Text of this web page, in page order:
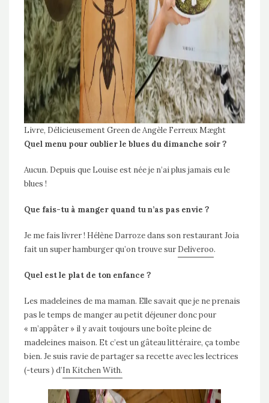
Livre, Délicieusement Greende Angèle Ferreux Mæght
Quel menu pour oublier le blues du dimanche soir ?
Aucun. Depuis que Louise est née je n’ai plus jamais eu le
blues !
Que fais-tu à manger quand tu n’as pas envie ?
Je me fais livrer ! Hélène Darroze dans son restaurant Joia
fait un super hamburger qu’on trouve sur Deliveroo.
Quel est le plat de ton enfance ?
Les madeleines de ma maman. Elle savait que je ne prenais
pas le temps de manger au petit déjeuner donc pour
« m’appâter » il y avait toujours une boîte pleine de
madeleines maison. Et c’est un gâteau littéraire, ça tombe
bien. Je suis ravie de partager sa recette avec les lectrices
(-teurs ) d’In Kitchen With.